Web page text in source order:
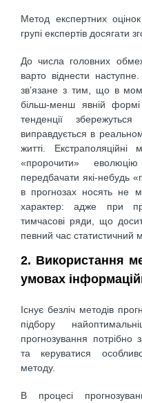
Метод експертних
групі експертів досягати
До числа головних
варто віднести
зв’язане з тим, що в
більш-менш явній
тенденції
виправдується в
житті.
«пророчити»
передбачати які-небудь
в прогнозах носять не
характер: адже при
тимчасові ряди, що
певний час статистичний
2. Використання
умовах
Існує безліч методів
підбору
прогнозування потрібно
та керуватися
методу.
В процесі